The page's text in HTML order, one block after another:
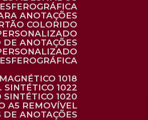
ANOTAÇÕES
COLORIDO
DE ANOTAÇÕES
1018
SINTÉTICO 1022
SINTÉTICO 1020
A5 REMOVÍVEL
DE ANOTAÇÕES